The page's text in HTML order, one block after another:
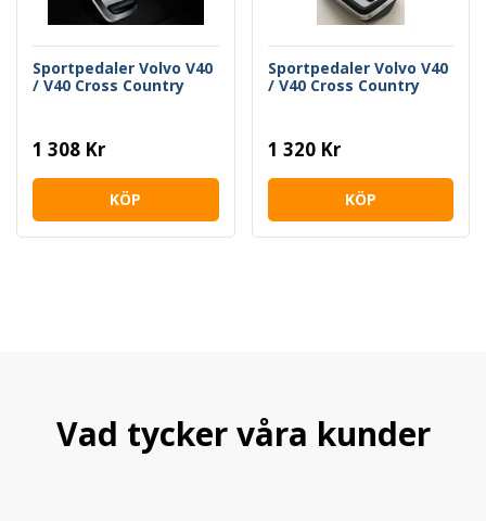
Sportpedaler Volvo V40
/ V40 Cross Country
1 308 Kr
KÖP
Sportpedaler Volvo V40
/ V40 Cross Country
1 320 Kr
KÖP
Vad tycker våra kunder